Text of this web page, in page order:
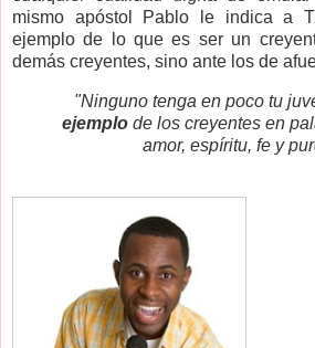
mismo apóstol Pablo le indica a
ejemplo de lo que es ser un
demás creyentes, sino ante los de
"Ninguno tenga en poco tu
ejemplode los creyentes en
amor, espíritu, fe y